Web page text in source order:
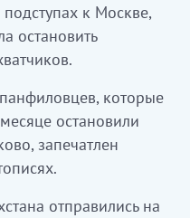
к Москве,
остановить
которые
остановили
запечатлен
отправились на